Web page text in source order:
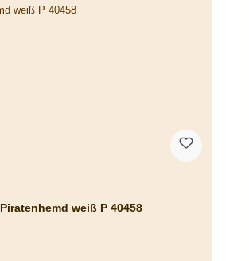
Piratenhemd weiß P 40458